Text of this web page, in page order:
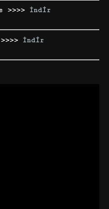
>>>>İndir
İndir